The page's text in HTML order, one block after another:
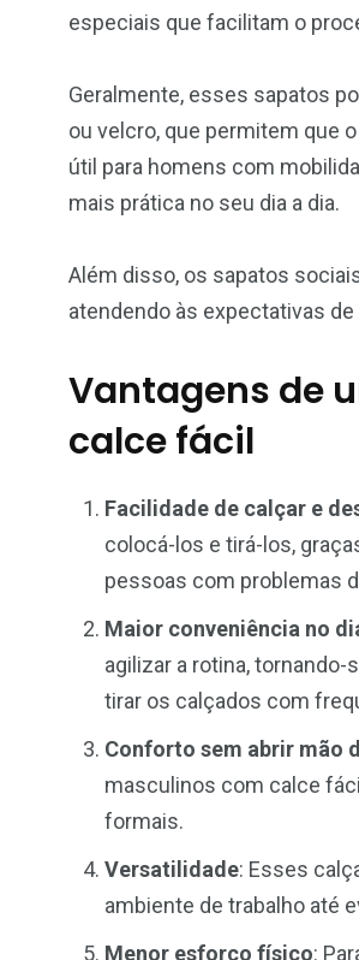
especiais que facilitam o
Geralmente, esses sapatos
ou velcro, que permitem que
útil para homens com
mais prática no seu dia a dia.
Além disso, os sapatos
atendendo às expectativas
Vantagens de
calce fácil
Facilidade de calçar e
colocá-los e tirá-los,
pessoas com problemas
Maior conveniência no
agilizar a rotina,
tirar os calçados com
Conforto sem abrir mão
masculinos com calce
formais.
Versatilidade: Esses
ambiente de trabalho até
Menor esforço físico: